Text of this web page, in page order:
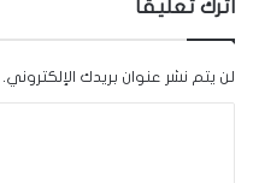
اترك تعليقاً
لن يتم نشر عنوان بريدك الإلكتروني.